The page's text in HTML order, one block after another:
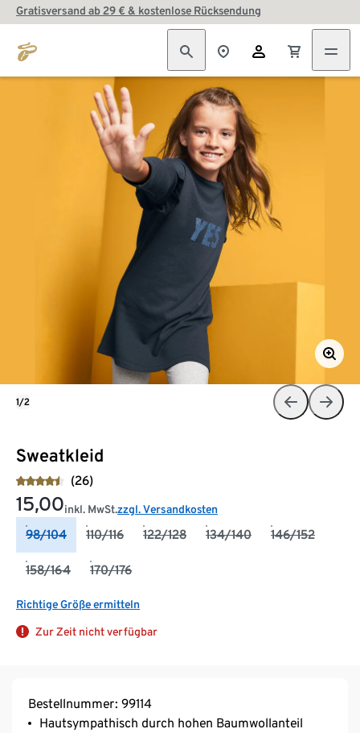
Gratisversand ab 29 € & kostenlose Rücksendung
Sweatkleid
(26)
15,00inkl. MwSt.zzgl. Versandkosten
98/104 110/116 122/128 134/140 146/152
158/164 170/176
Richtige Größe ermitteln
Zur Zeit nicht verfügbar
1/2
Bestellnummer: 99114
Hautsympathisch durch hohen Baumwollanteil